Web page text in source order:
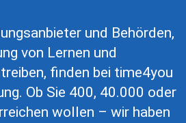
und Behörden,
von Lernen und
finden bei time4you
Ob Sie 400, 40.000 oder
wollen – wir haben